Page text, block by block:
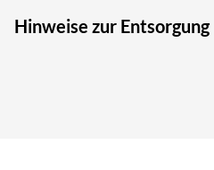
Hinweise zur Entsorgung